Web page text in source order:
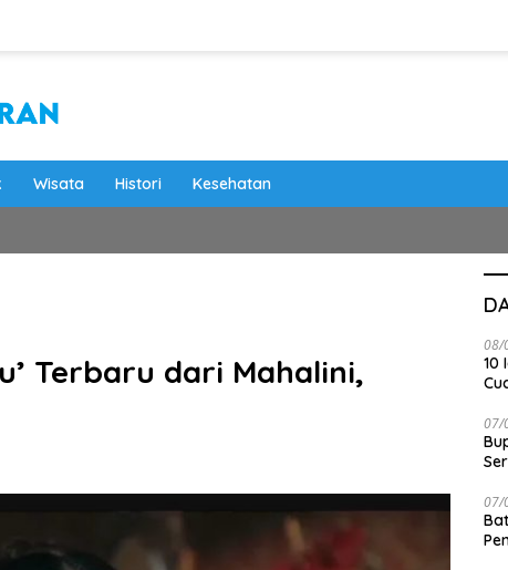
Wisata Histori Kesehatan
Terbaru dari Mahalini,
08/
10
07/
07/